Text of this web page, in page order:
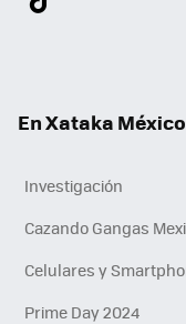
En Xataka
Investigación
Cazando Gangas
Celulares y
Prime Day 2024